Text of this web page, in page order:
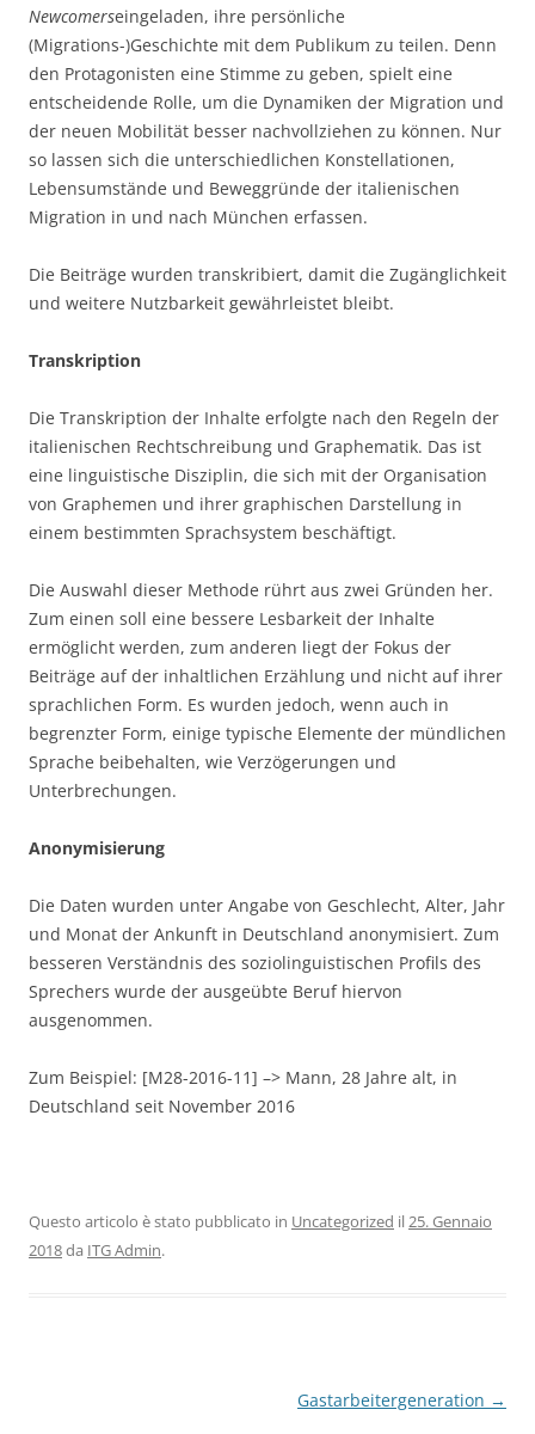
Newcomerseingeladen, ihre persönliche
(Migrations-)Geschichte mit dem Publikum zu teilen. Denn
den Protagonisten eine Stimme zu geben, spielt eine
entscheidende Rolle, um die Dynamiken der Migration und
der neuen Mobilität besser nachvollziehen zu können. Nur
so lassen sich die unterschiedlichen Konstellationen,
Lebensumstände und Beweggründe der italienischen
Migration in und nach München erfassen.
Die Beiträge wurden transkribiert, damit die Zugänglichkeit
und weitere Nutzbarkeit gewährleistet bleibt.
Transkription
Die Transkription der Inhalte erfolgte nach den Regeln der
italienischen Rechtschreibung und Graphematik. Das ist
eine linguistische Disziplin, die sich mit der Organisation
von Graphemen und ihrer graphischen Darstellung in
einem bestimmten Sprachsystem beschäftigt.
Die Auswahl dieser Methode rührt aus zwei Gründen her.
Zum einen soll eine bessere Lesbarkeit der Inhalte
ermöglicht werden, zum anderen liegt der Fokus der
Beiträge auf der inhaltlichen Erzählung und nicht auf ihrer
sprachlichen Form. Es wurden jedoch, wenn auch in
begrenzter Form, einige typische Elemente der mündlichen
Sprache beibehalten, wie Verzögerungen und
Unterbrechungen.
Anonymisierung
Die Daten wurden unter Angabe von Geschlecht, Alter, Jahr
und Monat der Ankunft in Deutschland anonymisiert. Zum
besseren Verständnis des soziolinguistischen Profils des
Sprechers wurde der ausgeübte Beruf hiervon
ausgenommen.
Zum Beispiel: [M28-2016-11] –> Mann, 28 Jahre alt, in
Deutschland seit November 2016
Questo articolo è stato pubblicato in Uncategorized il25. Gennaio
2018da ITG Admin.
Gastarbeitergeneration →